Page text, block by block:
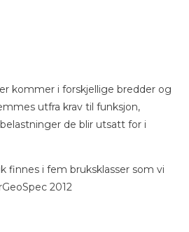
kommer i forskjellige bredder og
utfra krav til funksjon,
de blir utsatt for i
finnes i fem bruksklasser som vi
2012